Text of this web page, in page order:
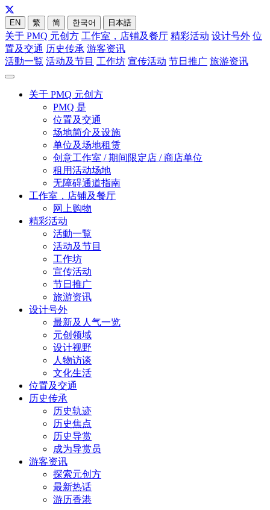
EN 繁 简 한국어 日本語
关于 PMQ 元创方 工作室，店铺及餐厅 精彩活动 设计号外 位
置及交通 历史传承 游客资讯
活動一覧 活动及节目 工作坊 宣传活动 节日推广 旅游资讯
关于 PMQ 元创方
PMQ 是
位置及交通
场地简介及设施
单位及场地租赁
创意工作室 / 期间限定店 / 商店单位
租用活动场地
无障碍通道指南
工作室，店铺及餐厅
网上购物
精彩活动
活動一覧
活动及节目
工作坊
宣传活动
节日推广
旅游资讯
设计号外
最新及人气一览
元创领域
设计视野
人物访谈
文化生活
位置及交通
历史传承
历史轨迹
历史焦点
历史导赏
成为导赏员
游客资讯
探索元创方
最新热话
游历香港